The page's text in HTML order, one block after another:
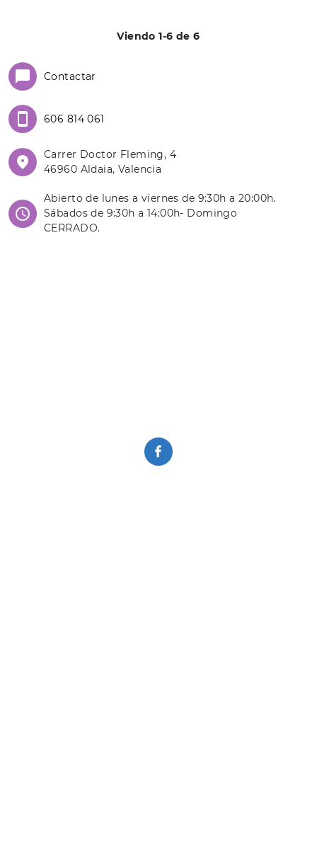
Viendo 1-6 de 6
Contactar
606 814 061
Carrer Doctor Fleming, 4
46960 Aldaia, Valencia
Abierto de lunes a viernes de 9:30h a 20:00h.
Sábados de 9:30h a 14:00h- Domingo
CERRADO.